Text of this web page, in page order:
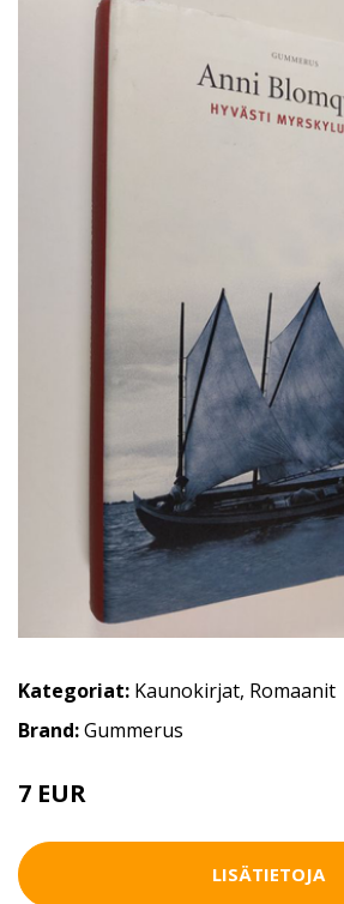
Kategoriat: Kaunokirjat, Romaanit
Brand:Gummerus
7 EUR
LISÄTIETOJA